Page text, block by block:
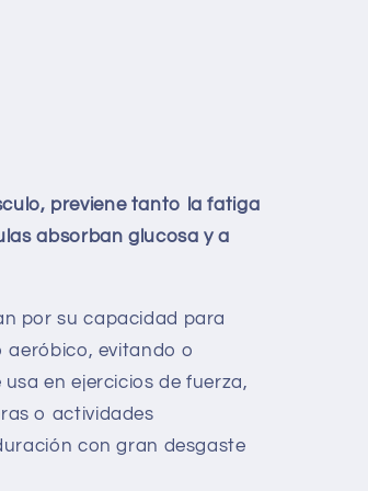
previene tanto la fatiga
absorban glucosa y a
por su capacidad para
aeróbico, evitando o
en ejercicios de fuerza,
o actividades
con gran desgaste